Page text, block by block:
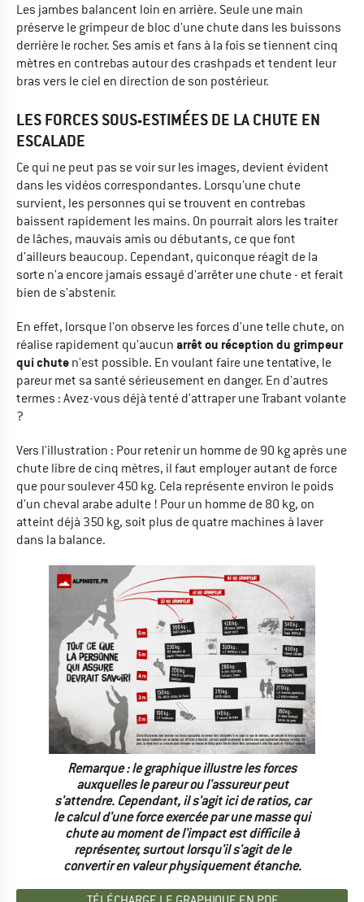
Les jambes balancent loin en arrière. Seule une main
préserve le grimpeur de bloc d'une chute dans les buissons
derrière le rocher. Ses amis et fans à la fois se tiennent cinq
mètres en contrebas autour des crashpads et tendent leur
bras vers le ciel en direction de son postérieur.
LES FORCES SOUS-ESTIMÉES DE LA CHUTE EN
ESCALADE
Ce qui ne peut pas se voir sur les images, devient évident
dans les vidéos correspondantes. Lorsqu'une chute
survient, les personnes qui se trouvent en contrebas
baissent rapidement les mains. On pourrait alors les traiter
de lâches, mauvais amis ou débutants, ce que font
d'ailleurs beaucoup. Cependant, quiconque réagit de la
sorte n'a encore jamais essayé d'arrêter une chute - et ferait
bien de s'abstenir.
En effet, lorsque l'on observe les forces d'une telle chute, on
réalise rapidement qu'aucun arrêt ou réception du grimpeur
qui chute n'est possible. En voulant faire une tentative, le
pareur met sa santé sérieusement en danger. En d'autres
termes : Avez-vous déjà tenté d'attraper une Trabant volante
?
Vers l'illustration : Pour retenir un homme de 90 kg après une
chute libre de cinq mètres, il faut employer autant de force
que pour soulever 450 kg. Cela représente environ le poids
d'un cheval arabe adulte ! Pour un homme de 80 kg, on
atteint déjà 350 kg, soit plus de quatre machines à laver
dans la balance.
Remarque : le graphique illustre les forces
auxquelles le pareur ou l'assureur peut
s'attendre. Cependant, il s'agit ici de ratios, car
le calcul d'une force exercée par une masse qui
chute au moment de l'impact est difficile à
représenter, surtout lorsqu'il s'agit de le
convertir en valeur physiquement étanche.